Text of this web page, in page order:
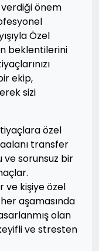
önem
Özel
beklentilerini
ekip,
sizi
özel
transfer
sorunsuz bir
ve kişiye özel
aşamasında
olan
ve stresten